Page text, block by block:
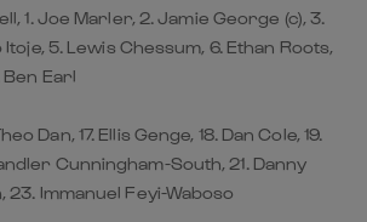
Dan, 17. Ellis Genge, 18. Dan Cole, 19.
Cunningham-South, 21. Danny
Immanuel Feyi-Waboso